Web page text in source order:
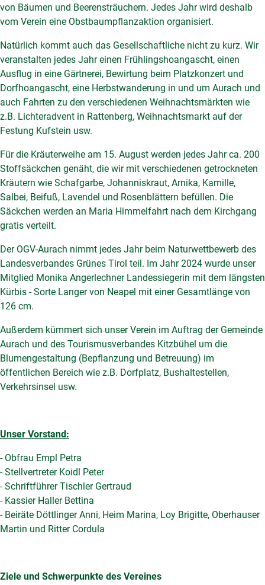
von Bäumen und Beerensträuchern. Jedes Jahr wird deshalb
vom Verein eine Obstbaumpflanzaktion organisiert.
Natürlich kommt auch das Gesellschaftliche nicht zu kurz. Wir
veranstalten jedes Jahr einen Frühlingshoangascht, einen
Ausflug in eine Gärtnerei, Bewirtung beim Platzkonzert und
Dorfhoangascht, eine Herbstwanderung in und um Aurach und
auch Fahrten zu den verschiedenen Weihnachtsmärkten wie
z.B. Lichteradvent in Rattenberg, Weihnachtsmarkt auf der
Festung Kufstein usw.
Für die Kräuterweihe am 15. August werden jedes Jahr ca. 200
Stoffsäckchen genäht, die wir mit verschiedenen getrockneten
Kräutern wie Schafgarbe, Johanniskraut, Arnika, Kamille,
Salbei, Beifuß, Lavendel und Rosenblättern befüllen. Die
Säckchen werden an Maria Himmelfahrt nach dem Kirchgang
gratis verteilt.
Der OGV-Aurach nimmt jedes Jahr beim Naturwettbewerb des
Landesverbandes Grünes Tirol teil. Im Jahr 2024 wurde unser
Mitglied Monika Angerlechner Landessiegerin mit dem längsten
Kürbis - Sorte Langer von Neapel mit einer Gesamtlänge von
126 cm.
Außerdem kümmert sich unser Verein im Auftrag der Gemeinde
Aurach und des Tourismusverbandes Kitzbühel um die
Blumengestaltung (Bepflanzung und Betreuung) im
öffentlichen Bereich wie z.B. Dorfplatz, Bushaltestellen,
Verkehrsinsel usw.
Unser Vorstand:
- Obfrau Empl Petra
- Stellvertreter Koidl Peter
- Schriftführer Tischler Gertraud
- Kassier Haller Bettina
- Beiräte Döttlinger Anni, Heim Marina, Loy Brigitte, Oberhauser
Martin und Ritter Cordula
Ziele und Schwerpunkte des Vereines